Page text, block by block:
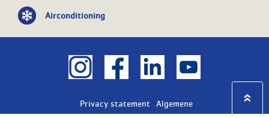
Airconditioning
Privacy statement
Algemene